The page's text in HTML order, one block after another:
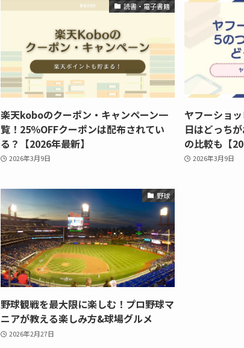
読書・電子書籍
楽天koboのクーポン・キャンペーン一
覧！25％OFFクーポンは配布されてい
る？【2026年最新】
2026年3月9日
ヤフーショ
日はどっち
の比較も【
2026年3月9日
野球
野球観戦を最大限に楽しむ！プロ野球マ
ニアが教える楽しみ方&球場グルメ
2026年2月27日